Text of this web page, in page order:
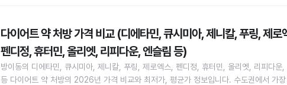
다이어트 약 처방 가격 비교 (디에타민, 큐시미아, 제니칼, 푸링, 제로
펜디정, 휴터민, 올리엣, 리피다운, 엔슬림 등)
방이동의 디에타민, 큐시미아, 제니칼, 푸링, 제로엑스, 펜디정, 휴터민, 올리엣, 리피다운,
등 다이어트 약 처방의 2026년 가격 비교와 최저가, 평균가 정보입니다. 수도권에서 가